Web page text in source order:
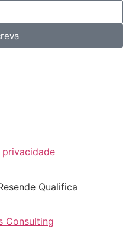
Qualifica
Consulting